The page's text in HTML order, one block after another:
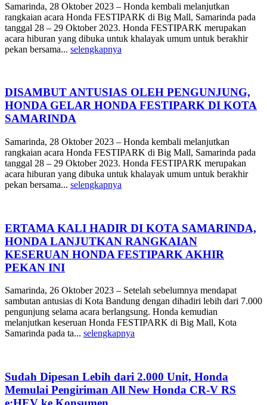
Samarinda, 28 Oktober 2023 – Honda kembali melanjutkan
rangkaian acara Honda FESTIPARK di Big Mall, Samarinda pada
tanggal 28 – 29 Oktober 2023. Honda FESTIPARK merupakan
acara hiburan yang dibuka untuk khalayak umum untuk berakhir
pekan bersama... selengkapnya
DISAMBUT ANTUSIAS OLEH PENGUNJUNG,
HONDA GELAR HONDA FESTIPARK DI KOTA
SAMARINDA
Samarinda, 28 Oktober 2023 – Honda kembali melanjutkan
rangkaian acara Honda FESTIPARK di Big Mall, Samarinda pada
tanggal 28 – 29 Oktober 2023. Honda FESTIPARK merupakan
acara hiburan yang dibuka untuk khalayak umum untuk berakhir
pekan bersama... selengkapnya
ERTAMA KALI HADIR DI KOTA SAMARINDA,
HONDA LANJUTKAN RANGKAIAN
KESERUAN HONDA FESTIPARK AKHIR
PEKAN INI
Samarinda, 26 Oktober 2023 – Setelah sebelumnya mendapat
sambutan antusias di Kota Bandung dengan dihadiri lebih dari 7.000
pengunjung selama acara berlangsung. Honda kemudian
melanjutkan keseruan Honda FESTIPARK di Big Mall, Kota
Samarinda pada ta... selengkapnya
Sudah Dipesan Lebih dari 2.000 Unit, Honda
Memulai Pengiriman All New Honda CR-V RS